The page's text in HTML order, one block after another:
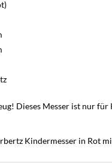
Dieses Messer ist nur
Kindermesser in Rot